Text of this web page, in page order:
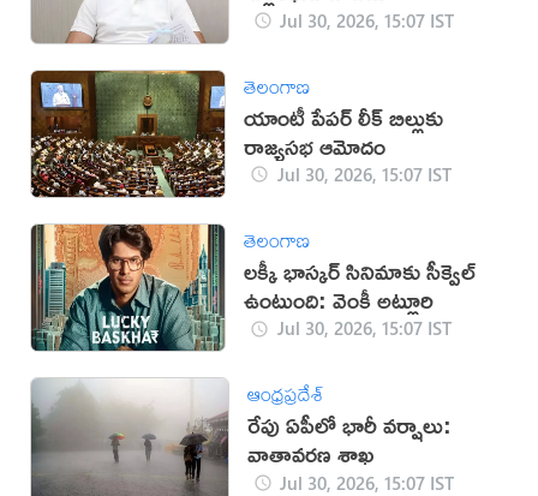
Jul 30, 2026, 15:07 IST
తెలంగాణ
యాంటీ పేపర్ లీక్ బిల్లుకు
రాజ్యసభ ఆమోదం
Jul 30, 2026, 15:07 IST
తెలంగాణ
లక్కీ భాస్కర్ సినిమాకు సీక్వెల్
ఉంటుంది: వెంకీ అట్లూరి
Jul 30, 2026, 15:07 IST
ఆంధ్రప్రదేశ్
రేపు ఏపీలో భారీ వర్షాలు:
వాతావరణ శాఖ
Jul 30, 2026, 15:07 IST